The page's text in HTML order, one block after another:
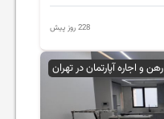
228 روز پیش
رهن و اجاره آپارتمان در تهران